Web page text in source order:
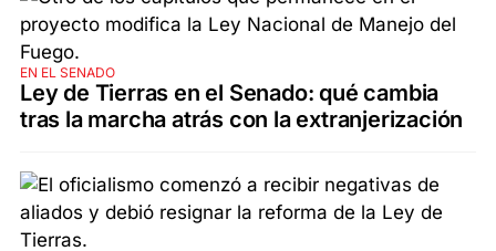
EN EL SENADO
Ley de Tierras en el Senado: qué cambia
tras la marcha atrás con la extranjerización